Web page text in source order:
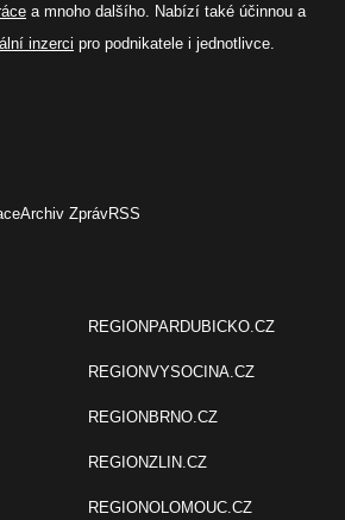
a mnoho dalšího. Nabízí také účinnou a
inzerci pro podnikatele i jednotlivce.
Archiv ZprávRSS
REGIONPARDUBICKO.CZ
REGIONVYSOCINA.CZ
REGIONBRNO.CZ
REGIONZLIN.CZ
REGIONOLOMOUC.CZ